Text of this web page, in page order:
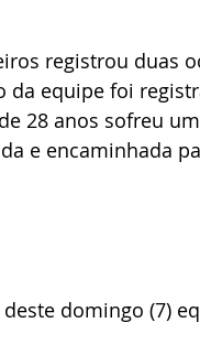
registrou duas
da equipe foi
28 anos sofreu
e encaminhada
domingo (7)